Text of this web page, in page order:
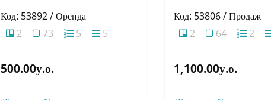
Код: 53892 / Оренда
2
73 5 5
500.00у.о.
Код: 53806 / Продаж
2
64 2
1,100.00у.о.